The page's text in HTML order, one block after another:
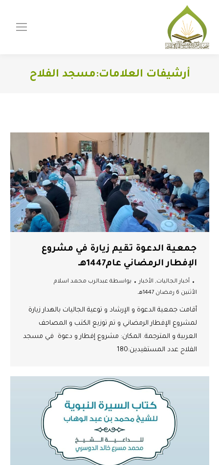
أرشيفات العلامات:مسجد الفلاح
جمعية الدعوة تقيم زيارة في مشروع
الإفطار الرمضاني عام1447هـ
أخبار الجاليات, الأخبار بواسطة عبدالرب محمد اسلام
الأثنين 6 رمضان 1447هـ
أقامت جمعية الدعوة و الإرشاد و توعية الجاليات بالهدار زيارة
لمشروع الإفطار الرمضاني و تم توزيع الكتب و المصاحف
العربية و المترجمة. المكان: مشروع إفطار و دعوة في مسجد
الفلاح عدد المستفيدين:180